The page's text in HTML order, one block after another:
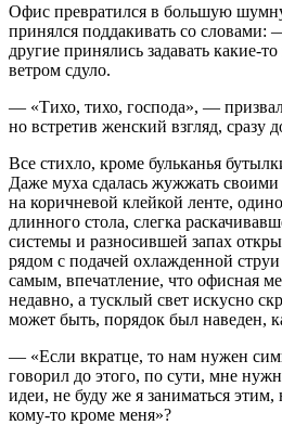
Офис превратился в большую
принялся поддакивать со словами:
другие принялись задавать какие-
ветром сдуло.
— «Тихо, тихо, господа», —
но встретив женский взгляд,
Все стихло, кроме бульканья
Даже муха сдалась жужжать
на коричневой клейкой ленте,
длинного стола, слегка
системы и разносившей запах
рядом с подачей охлажденной
самым, впечатление, что офисная
недавно, а тусклый свет искусно
может быть, порядок был наведен,
— «Если вкратце, то нам нужен
говорил до этого, по сути, мне
идеи, не буду же я заниматься
кому-то кроме меня»?